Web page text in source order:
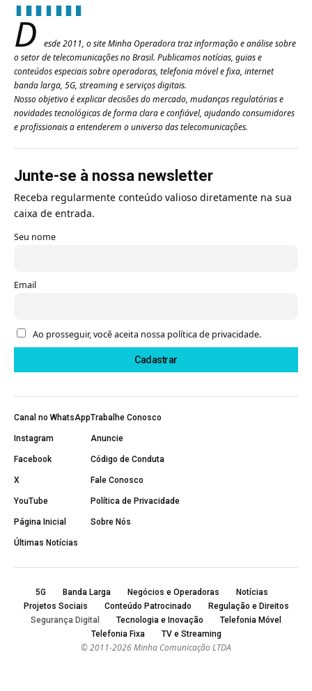
D
esde 2011, o site Minha Operadora traz informação e análise sobre
o setor de telecomunicações no Brasil. Publicamos notícias, guias e
conteúdos especiais sobre operadoras, telefonia móvel e fixa, internet
banda larga, 5G, streaming e serviços digitais.
Nosso objetivo é explicar decisões do mercado, mudanças regulatórias e
novidades tecnológicas de forma clara e confiável, ajudando consumidores
e profissionais a entenderem o universo das telecomunicações.
Junte-se à nossa newsletter
Receba regularmente conteúdo valioso diretamente na sua
caixa de entrada.
Seu nome
Email
Ao prosseguir, você aceita nossa política de privacidade.
Canal no WhatsApp
Instagram
Facebook
X
YouTube
Página Inicial
Últimas Notícias
Trabalhe Conosco
Anuncie
Código de Conduta
Fale Conosco
Política de Privacidade
Sobre Nós
5G Banda Larga Negócios e Operadoras
Notícias
Projetos Sociais
Conteúdo Patrocinado
Regulação e Direitos
Segurança Digital
Tecnologia e Inovação
Telefonia Móvel
Telefonia Fixa
TV e Streaming
© 2011-2026 Minha Comunicação LTDA